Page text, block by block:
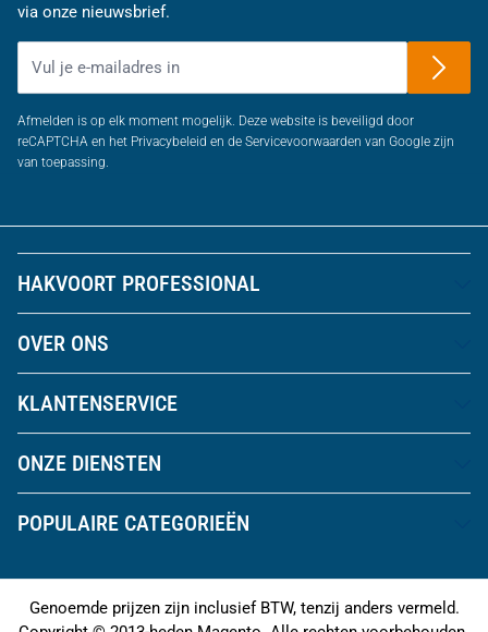
via onze nieuwsbrief.
Afmelden is op elk moment mogelijk. Deze website is beveiligd door
reCAPTCHA en het Privacybeleid en de Servicevoorwaarden van Google zijn
van toepassing.
HAKVOORT PROFESSIONAL
OVER ONS
KLANTENSERVICE
ONZE DIENSTEN
POPULAIRE CATEGORIEËN
Genoemde prijzen zijn inclusief BTW, tenzij anders vermeld.